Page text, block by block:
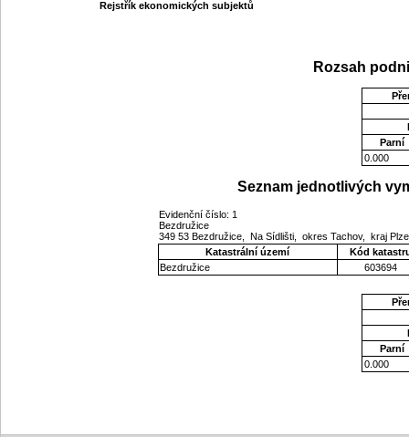
Rejstřík ekonomických subjektů
Rozsah
Parní
0.000
Seznam jednotlivých
Evidenční číslo: 1
Bezdružice
349 53 Bezdružice, Na Sídlišti, okres Tachov, kraj
Katastrální území
Kód
Bezdružice
603694
Parní
0.000